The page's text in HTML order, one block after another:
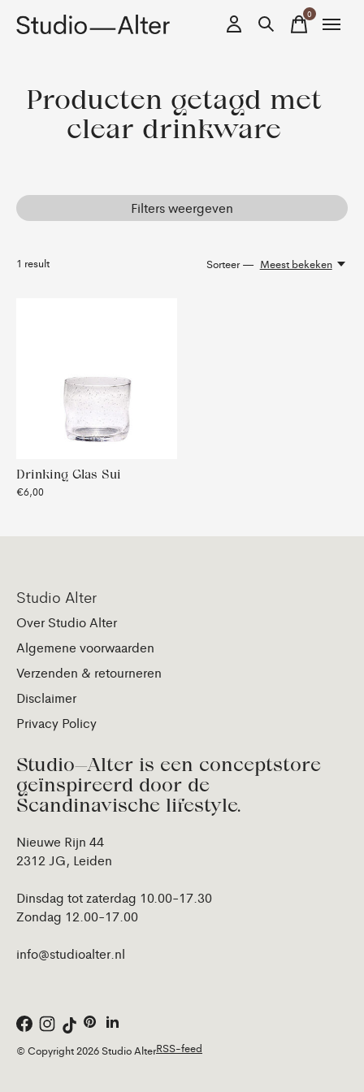
0items
Producten getagd met
clear drinkware
Filters weergeven
1 result Sorteer — Meest bekeken
Drinking Glas Sui
€6,00
Studio Alter
Over Studio Alter
Algemene voorwaarden
Verzenden & retourneren
Disclaimer
Privacy Policy
Studio—Alter is een conceptstore
geïnspireerd door de
Scandinavische lifestyle.
Nieuwe Rijn 44
2312 JG, Leiden
Dinsdag tot zaterdag 10.00-17.30
Zondag 12.00-17.00
info@studioalter.nl
© Copyright 2026 Studio AlterRSS-feed